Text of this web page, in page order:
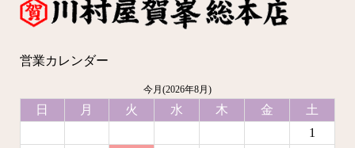
営業カレンダー
今月(2026年8月)
日 月 火 水 木 金
土
1